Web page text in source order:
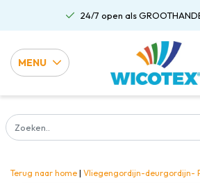
24/7 open als
MENU
Terug naar home | Vliegengordijn-deurgordijn-